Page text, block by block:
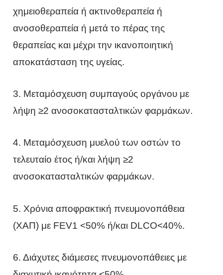
χημειοθεραπεία ή ακτινοθεραπεία ή
ανοσοθεραπεία ή μετά το πέρας της
θεραπείας και μέχρι την ικανοποιητική
αποκατάσταση της υγείας.
3. Μεταμόσχευση συμπαγούς οργάνου με
λήψη ≥2 ανοσοκατασταλτικών φαρμάκων.
4. Μεταμόσχευση μυελού των οστών το
τελευταίο έτος ή/και λήψη ≥2
ανοσοκατασταλτικών φαρμάκων.
5. Χρόνια αποφρακτική πνευμονοπάθεια
(ΧΑΠ) με FEV1 <50% ή/και DLCO<40%.
6. Διάχυτες διάμεσες πνευμονοπάθειες με